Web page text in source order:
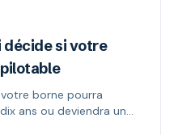
décide si votre
borne pourra
ans ou deviendra un